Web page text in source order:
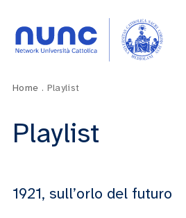
Home . Playlist
Playlist
1921, sull’orlo del futuro